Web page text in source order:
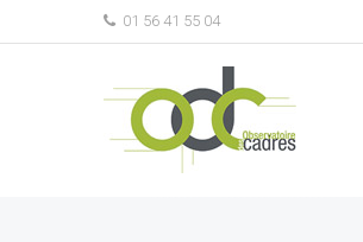
01 56 41 55 04